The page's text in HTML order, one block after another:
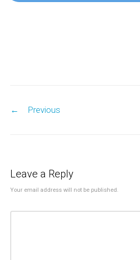
← Previous
Leave a Reply
Your email address will not be published.